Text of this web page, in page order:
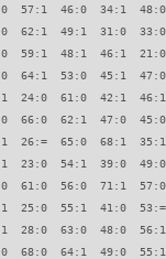
57:1  46:0  34:1
62:1  49:1  31:0
59:1  48:1  46:1
53:0  45:1  47:0
61:0  42:1  46:1
66:0  62:1  47:0
26:=  65:0  68:1
54:1  39:0  49:0
56:0  71:1  57:0
25:0  55:1  41:0
63:0  48:0  56:1
68:0  64:1  49:0